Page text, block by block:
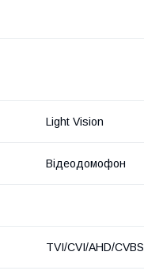
Light Vision
Відеодомофон
TVI/CVI/AHD/CVBS